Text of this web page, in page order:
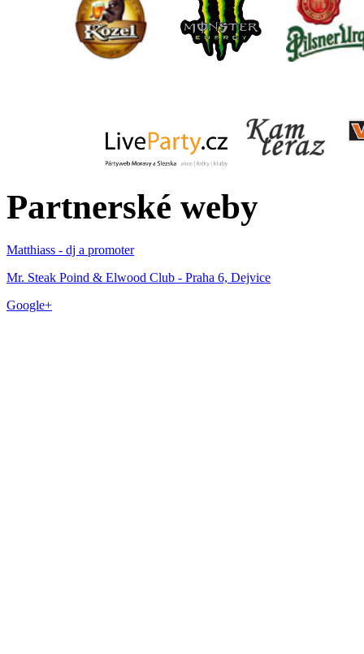
Partnerské weby
Matthiass - dj a promoter
Mr. Steak Poind & Elwood Club - Praha 6, Dejvice
Google+